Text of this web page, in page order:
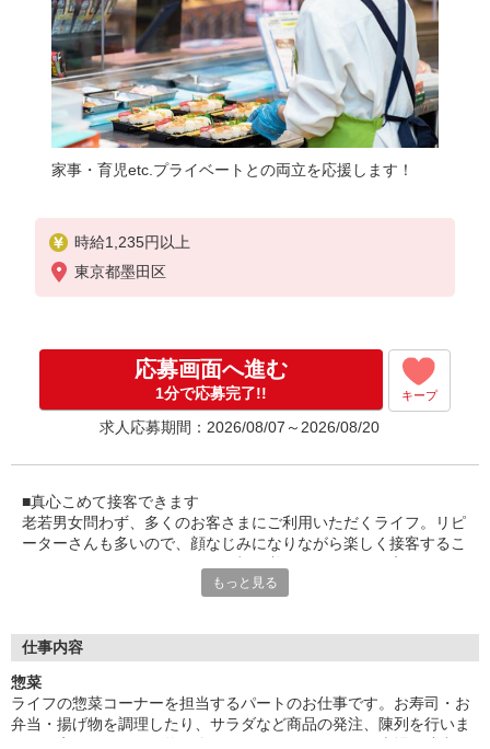
家事・育児etc.プライベートとの両立を応援します！
時給1,235円以上
東京都墨田区
応募画面へ進む
1分で応募完了!! キープ
求人応募期間：2026/08/07～2026/08/20
■真心こめて接客できます
老若男女問わず、多くのお客さまにご利用いただくライフ。リピ
ーターさんも多いので、顔なじみになりながら楽しく接客するこ
らっしゃるので、温かいコミュニケーションが生まれます。接客
■がんばり次第でボーナス有
さんには、そのがんばりに「ありがとう」の気持ちをこめてボー
ナスを支給いたします。等級が上がれば時給が上がりさらにボー
ナスもゲットできるので、がんばりが目に見えてやる気もますま
もっと見る
仕事内容
惣菜
ライフの惣菜コーナーを担当するパートのお仕事です。お寿司・お
弁当・揚げ物を調理したり、サラダなど商品の発注、陳列を行いま